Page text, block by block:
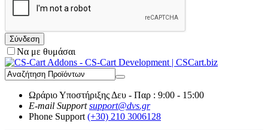
Σύνδεση
Να με θυμάσαι
Ωράριο Υποστήριξης Δευ - Παρ : 9:00 - 15:00
E-mail Support support@dvs.gr
Phone Support (+30) 210 3006128